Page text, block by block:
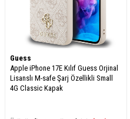
Guess
Apple iPhone 17E Kılıf Guess Orjinal
Lisanslı M-safe Şarj Özellikli Small
4G Classic Kapak